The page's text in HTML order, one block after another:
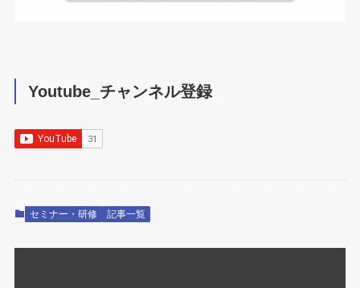
Youtube_チャンネル登録
セミナー・研修 記事一覧